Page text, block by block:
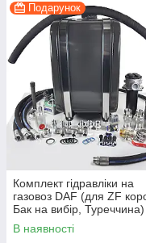
Подарунок
Комплект гідравліки на
газовоз DAF (для ZF
Бак на вибір, Туреччина)
В наявності